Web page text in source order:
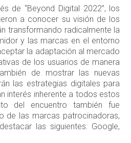
de “Beyond Digital 2022”, los
a conocer su visión de los
transformando radicalmente la
y las marcas en el entorno
la adaptación al mercado
de los usuarios de manera
de mostrar las nuevas
las estrategias digitales para
interés inherente a todos estos
del encuentro también fue
de las marcas patrocinadoras,
las siguientes: Google,